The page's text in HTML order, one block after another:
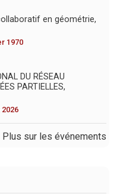
en géométrie,
1970
DU RÉSEAU
PARTIELLES,
Plus sur les événements